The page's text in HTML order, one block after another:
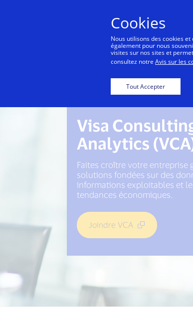
Visa
Analytics
Faites croître votre entreprise
solutions fondées sur des
informations exploitables et
tendances économiques.
Joindre VCA
Cookies
Nous utilisons des cookies
également pour nous
visites sur nos sites et
consultez notre Avis sur les
Tout Accepter